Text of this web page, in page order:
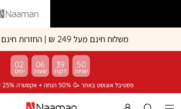
Naaman
משלוח חינם מעל 249 ₪ | החזרות חינם בסניפים
פסטיבל אוגוסט באתר 🥳 50% הנחה + אקסטרה 25% על היתרה! 🎉
02 06 39 50